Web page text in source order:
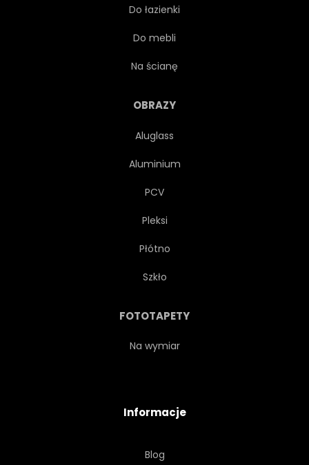
FORTYFIKACJA
Do łazienki
Do mebli
Na ścianę
OBRAZY
Aluglass
Aluminium
PCV
Pleksi
Płótno
Szkło
FOTOTAPETY
Na wymiar
Informacje
Blog